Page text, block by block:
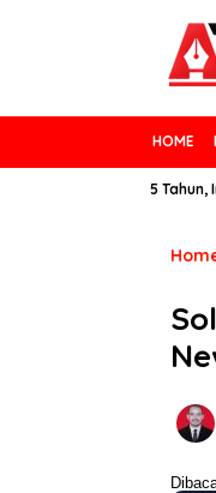
HOME
England 25 Tahun, Ini